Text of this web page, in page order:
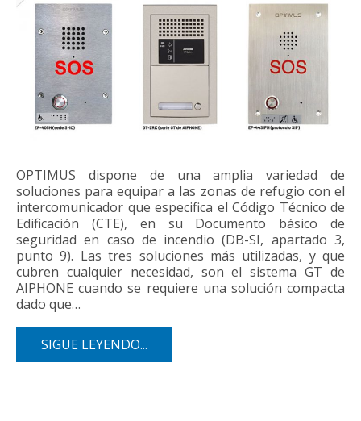
OPTIMUS dispone de una amplia variedad de
soluciones para equipar a las zonas de refugio con el
intercomunicador que especifica el Código Técnico de
Edificación (CTE), en su Documento básico de
seguridad en caso de incendio (DB-SI, apartado 3,
punto 9). Las tres soluciones más utilizadas, y que
cubren cualquier necesidad, son el sistema GT de
AIPHONE cuando se requiere una solución compacta
dado que…
SIGUE LEYENDO...